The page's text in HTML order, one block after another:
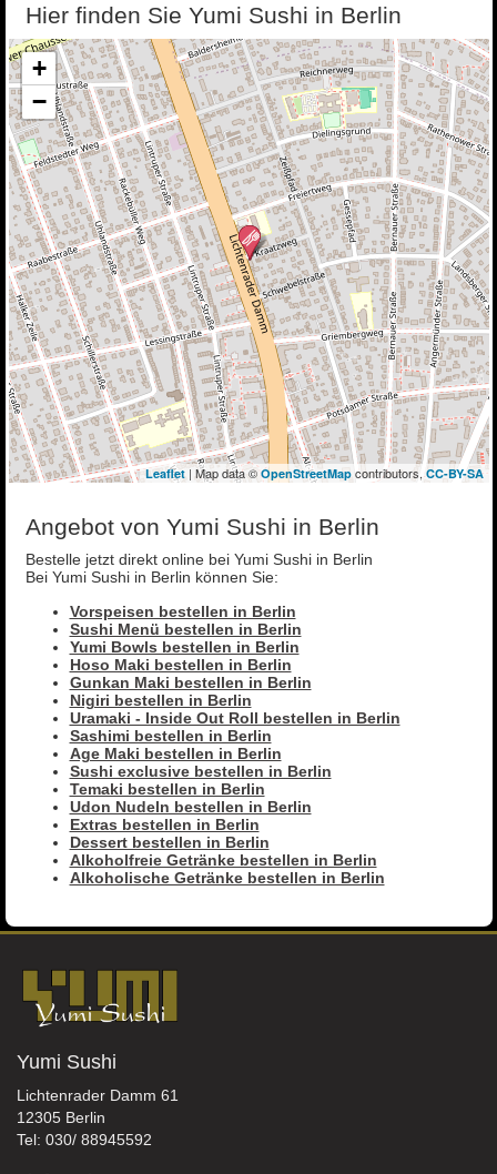
Hier finden Sie Yumi Sushi in Berlin
+
−
Leaflet| Map data © OpenStreetMapcontributors,CC-BY-SA
Angebot von Yumi Sushi in Berlin
Bestelle jetzt direkt online bei Yumi Sushi in Berlin
Bei Yumi Sushi in Berlin können Sie:
Vorspeisen bestellen in Berlin
Sushi Menü bestellen in Berlin
Yumi Bowls bestellen in Berlin
Hoso Maki bestellen in Berlin
Gunkan Maki bestellen in Berlin
Nigiri bestellen in Berlin
Uramaki - Inside Out Roll bestellen in Berlin
Sashimi bestellen in Berlin
Age Maki bestellen in Berlin
Sushi exclusive bestellen in Berlin
Temaki bestellen in Berlin
Udon Nudeln bestellen in Berlin
Extras bestellen in Berlin
Dessert bestellen in Berlin
Alkoholfreie Getränke bestellen in Berlin
Alkoholische Getränke bestellen in Berlin
Yumi Sushi
Lichtenrader Damm 61
12305 Berlin
Tel: 030/ 88945592